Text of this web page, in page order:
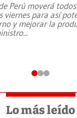
Perú moverá
viernes para así
y mejorar la
...
Lo más leído